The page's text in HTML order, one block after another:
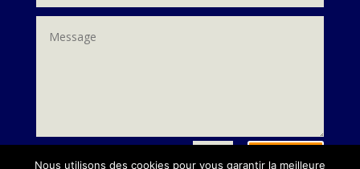
10 + 8= Envoi
Nous utilisons des cookies pour vous garantir la meilleure